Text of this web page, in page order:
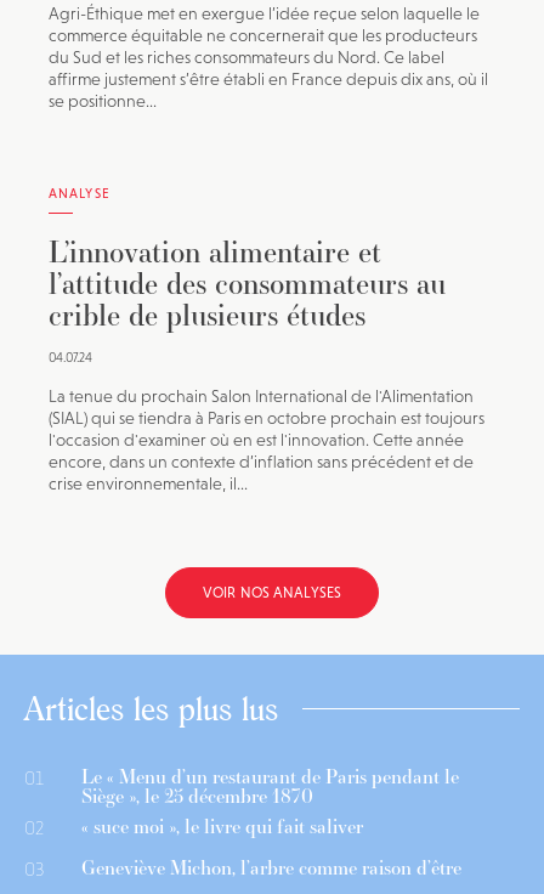
Agri-Éthique met en exergue l’idée reçue selon laquelle le
commerce équitable ne concernerait que les producteurs
du Sud et les riches consommateurs du Nord. Ce label
affirme justement s’être établi en France depuis dix ans, où il
se positionne...
ANALYSE
L’innovation alimentaire et
l’attitude des consommateurs au
crible de plusieurs études
04.07.24
La tenue du prochain Salon International de l'Alimentation
(SIAL) qui se tiendra à Paris en octobre prochain est toujours
l'occasion d'examiner où en est l'innovation. Cette année
encore, dans un contexte d’inflation sans précédent et de
crise environnementale, il...
VOIR NOS ANALYSES
Articles les plus lus
01 Le « Menu d’un restaurant de Paris pendant le
Siège », le 25 décembre 1870
02 « suce moi », le livre qui fait saliver
03 Geneviève Michon, l’arbre comme raison d’être